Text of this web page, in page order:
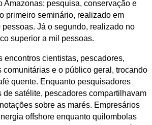
Amazonas: pesquisa, conservação e
primeiro seminário, realizado em
pessoas. Já o segundo, realizado no
superior a mil pessoas.
encontros cientistas, pescadores,
comunitárias e o público geral, trocando
quente. Enquanto pesquisadores
de satélite, pescadores compartilhavam
sobre as marés. Empresários
offshore enquanto quilombolas